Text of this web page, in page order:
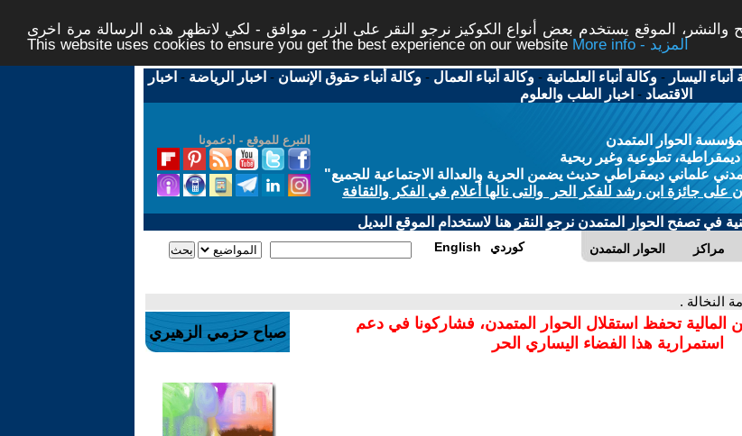
الموقع يستخدم بعض أنواع الكوكيز نرجو النقر على الزر - موافق - لكي لاتظهر هذه الرسالة مرة اخرى -
This website uses cookies to ensure you get the best experience on our website
More info - المزيد
أنباء اليسار -وكالة أنباء العلمانية -وكالة أنباء العمال -وكالة أنباء حقوق الإنسان - اخبار الرياضة - اخبار
الاقتصاد - اخبار الطب والعلوم
التبرع للموقع - ادعمونا
الحوار المتمدن
ديمقراطية، تطوعية وغير ربحية
علماني ديمقراطي حديث يضمن الحرية والعدالة الاجتماعية للجميع"
على جائزة ابن رشد للفكر الحر والتى نالها أعلام في الفكر والثقافة
في تصفح الحوار المتمدن نرجو النقر هنا لاستخدام الموقع البديل
الحوار المتمدن مراكز English كوردي
النخالة .
المالية تحفظ استقلال الحوار المتمدن، فشاركونا في دعم
استمرارية هذا الفضاء اليساري الحر
صباح حزمي الزهيري